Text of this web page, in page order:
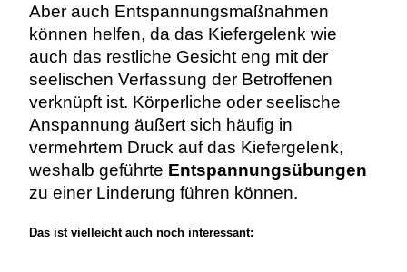
Aber auch Entspannungsmaßnahmen
können helfen, da das Kiefergelenk wie
auch das restliche Gesicht eng mit der
seelischen Verfassung der Betroffenen
verknüpft ist. Körperliche oder seelische
Anspannung äußert sich häufig in
vermehrtem Druck auf das Kiefergelenk,
weshalb geführte Entspannungsübungen
zu einer Linderung führen können.
Das ist vielleicht auch noch interessant: